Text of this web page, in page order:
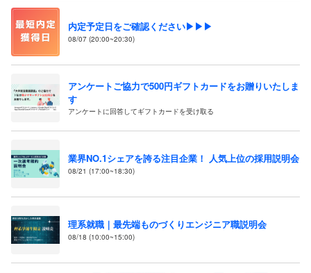
内定予定日をご確認ください▶▶▶
08/07 (20:00~20:30)
アンケートご協力で500円ギフトカードをお贈りいたしま
す
アンケートに回答してギフトカードを受け取る
業界NO.1シェアを誇る注目企業！ 人気上位の採用説明会
08/21 (17:00~18:30)
理系就職｜最先端ものづくりエンジニア職説明会
08/18 (10:00~15:00)